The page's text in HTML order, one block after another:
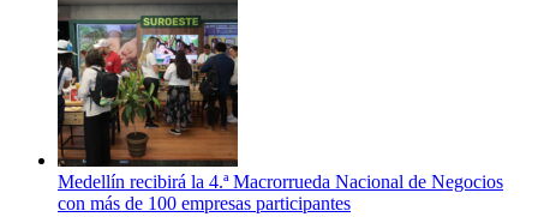
Medellín recibirá la 4.ª Macrorrueda Nacional de Negocios
con más de 100 empresas participantes